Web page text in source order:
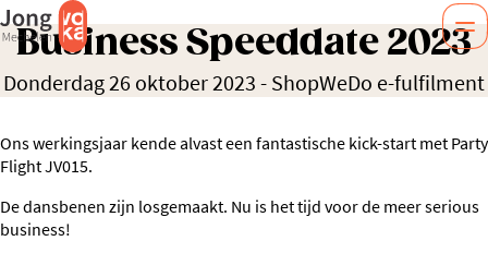
Business Speeddate 2023
Donderdag 26 oktober 2023 - ShopWeDo e-fulfilment
Ons werkingsjaar kende alvast een fantastische kick-start met Party
Flight JV015.
De dansbenen zijn losgemaakt. Nu is het tijd voor de meer serious
business!